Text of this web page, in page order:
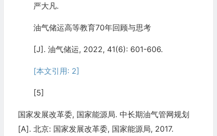
严大凡.
油气储运高等教育70年回顾与思考
[J]. 油气储运, 2022, 41(6): 601-606.
[本文引用: 2]
[5]
国家发展改革委, 国家能源局. 中长期油气管网规划
[A]. 北京: 国家发展改革委, 国家能源局, 2017.